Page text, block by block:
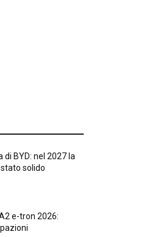
di BYD: nel 2027 la
solido
e-tron 2026: